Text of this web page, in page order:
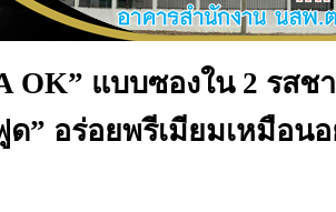
OK” แบบซองใน 2 รสช
” อร่อยพรีเมียมเหมือน